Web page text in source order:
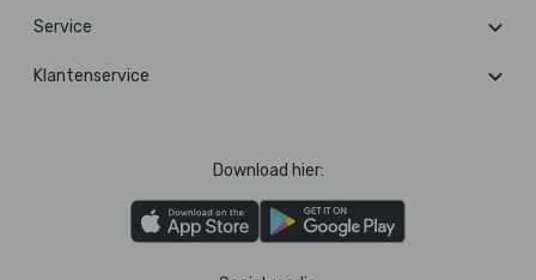
Service
Klantenservice
Download hier: